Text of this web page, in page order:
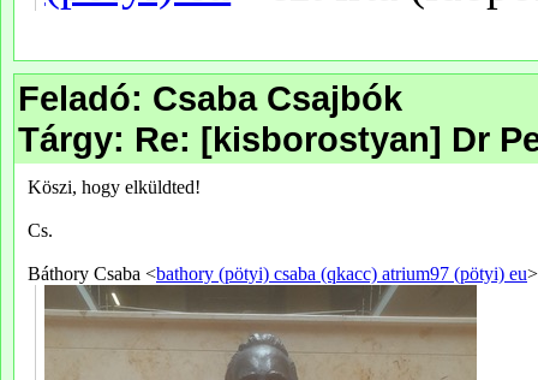
Feladó: Csaba Csajbók
Tárgy: Re: [kisborostyan] Dr